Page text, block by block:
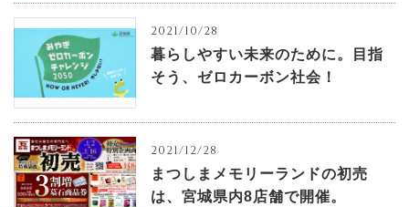
2021/10/28
暮らしやすい未来のために。目指
そう、ゼロカーボン社会！
2021/12/28
まつしまメモリーランドの初売
は、宮城県内8店舗で開催。